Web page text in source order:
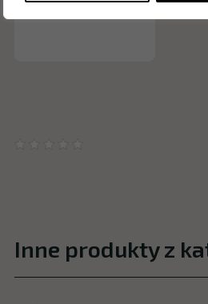
Inne produkty z